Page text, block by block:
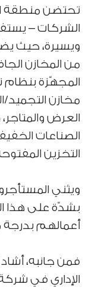
تحتضن منطقة
الشركات –
التخزين
ويثني
بشدّة على هذا
أعمالهم
فمن جانبه،
الإداري في